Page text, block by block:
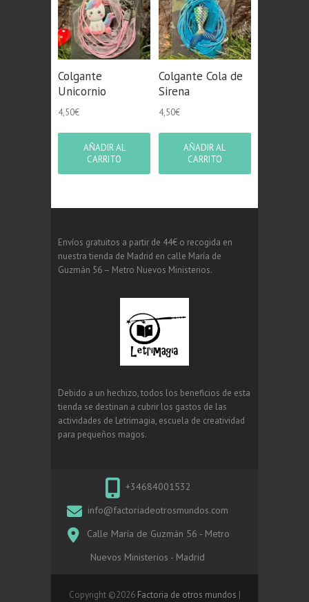
Colgante
Unicornio
4,50€
AÑADIR AL
CARRITO
Colgante Cola de
Sirena
4,50€
AÑADIR AL
CARRITO
Envíos gratuitos a partir de 44€ o recogida en
nuestra tienda de Madrid en calle María de
Guzmán 56 – Metro Nuevos Ministerios.
Debido a un hechizo, todos los beneficios de esta
tienda se destinan a cubrir los gastos de las
actividades de Letrimagia, escuela de creatividad
para pequeños magos.
+34684001532
info@factoriadeotrosmundos.com
Calle María de Guzmán 56 - Metro
Nuevos Ministerios - Madrid
Copyright ©2026 Factoria de otros mundos |